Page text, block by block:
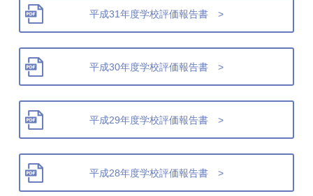
平成31年度学校評価報告書 >
平成30年度学校評価報告書 >
平成29年度学校評価報告書 >
平成28年度学校評価報告書 >